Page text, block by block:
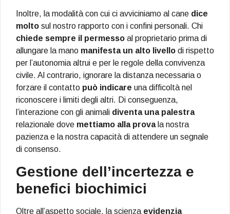
Inoltre, la modalità con cui ci avviciniamo al cane dice
molto sul nostro rapporto con i confini personali. Chi
chiede sempre il permesso al proprietario prima di
allungare la mano manifesta un alto livello di rispetto
per l’autonomia altrui e per le regole della convivenza
civile. Al contrario, ignorare la distanza necessaria o
forzare il contatto può indicare una difficoltà nel
riconoscere i limiti degli altri. Di conseguenza,
l’interazione con gli animali diventa una palestra
relazionale dove mettiamo alla provala nostra
pazienza e la nostra capacità di attendere un segnale
di consenso.
Gestione dell’incertezza e
benefici biochimici
Oltre all’aspetto sociale, la scienza evidenzia